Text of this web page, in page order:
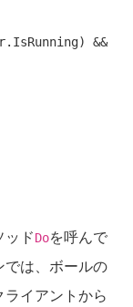
&&
ドDoを呼んで
は、ボールの
イアントから